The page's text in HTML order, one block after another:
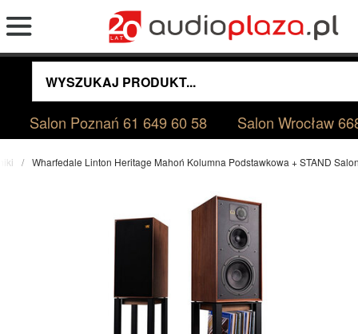
Salon Poznań61 649 60 58 Salon Wrocław
Wharfedale Linton Heritage Mahoń Kolumna Podstawkowa + STAND